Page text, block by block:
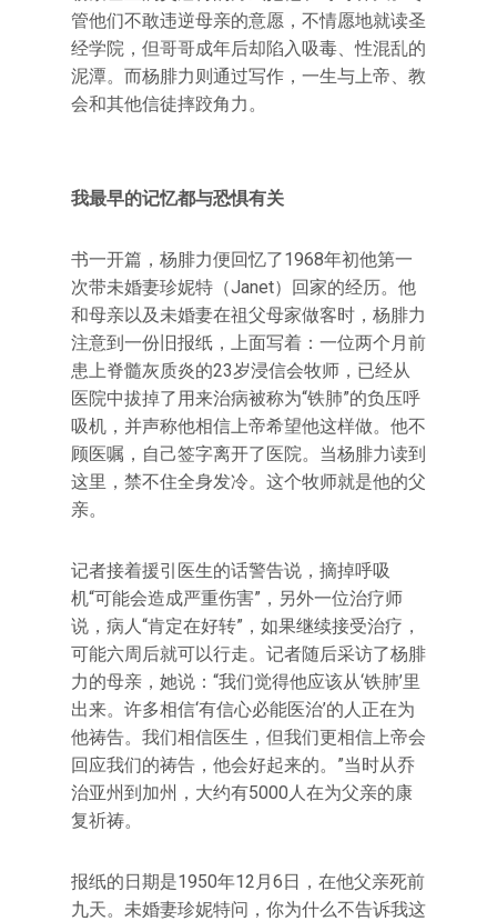
管他们不敢违逆母亲的意愿，不情愿地就读圣
经学院，但哥哥成年后却陷入吸毒、性混乱的
泥潭。而杨腓力则通过写作，一生与上帝、教
会和其他信徒摔跤角力。
我最早的记忆都与恐惧有关
书一开篇，杨腓力便回忆了1968年初他第一
次带未婚妻珍妮特（Janet）回家的经历。他
和母亲以及未婚妻在祖父母家做客时，杨腓力
注意到一份旧报纸，上面写着：一位两个月前
患上脊髓灰质炎的23岁浸信会牧师，已经从
医院中拔掉了用来治病被称为“铁肺”的负压呼
吸机，并声称他相信上帝希望他这样做。他不
顾医嘱，自己签字离开了医院。当杨腓力读到
这里，禁不住全身发冷。这个牧师就是他的父
亲。
记者接着援引医生的话警告说，摘掉呼吸
机“可能会造成严重伤害”，另外一位治疗师
说，病人“肯定在好转”，如果继续接受治疗，
可能六周后就可以行走。记者随后采访了杨腓
力的母亲，她说：“我们觉得他应该从‘铁肺’里
出来。许多相信‘有信心必能医治’的人正在为
他祷告。我们相信医生，但我们更相信上帝会
回应我们的祷告，他会好起来的。”当时从乔
治亚州到加州，大约有5000人在为父亲的康
复祈祷。
报纸的日期是1950年12月6日，在他父亲死前
九天。未婚妻珍妮特问，你为什么不告诉我这